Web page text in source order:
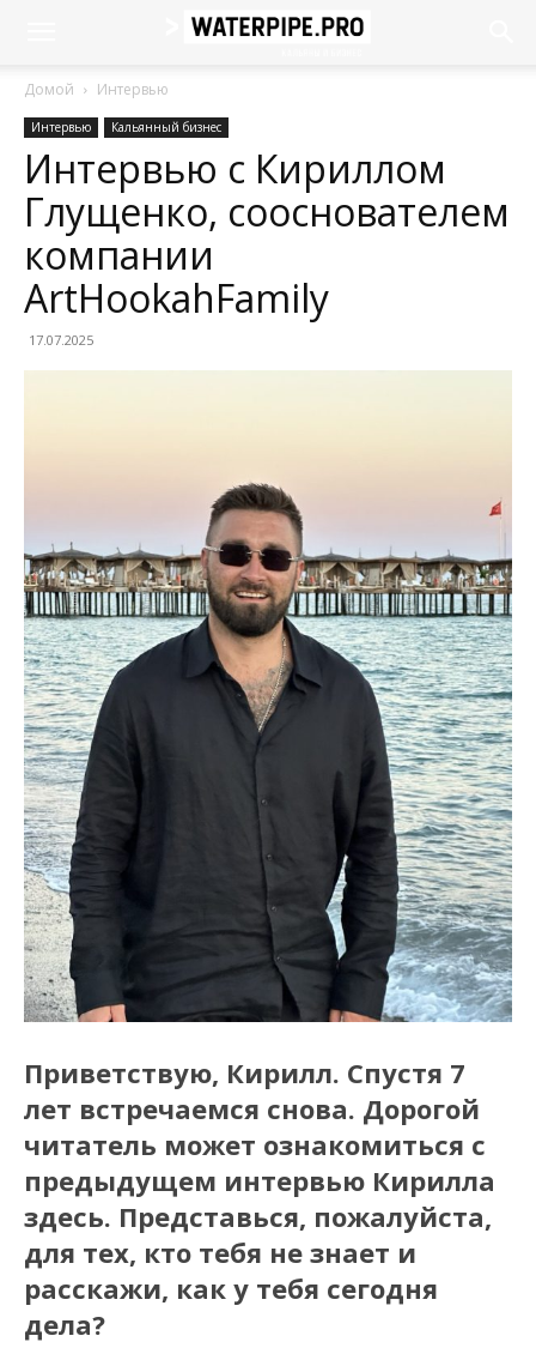
Домой Интервью
Интервью Кальянный бизнес
Интервью с Кириллом
Глущенко, сооснователем
компании
ArtHookahFamily
17.07.2025
Приветствую, Кирилл. Спустя 7
лет встречаемся снова. Дорогой
читатель может ознакомиться с
предыдущем интервью Кирилла
здесь. Представься, пожалуйста,
для тех, кто тебя не знает и
расскажи, как у тебя сегодня
дела?